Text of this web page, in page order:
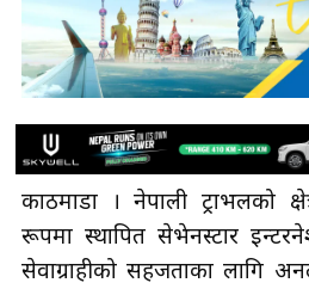
काठमाडाैँ । नेपाली ट्राभलको
रूपमा स्थापित सेभेनस्टार
सेवाग्राहीको सहजताका लागि